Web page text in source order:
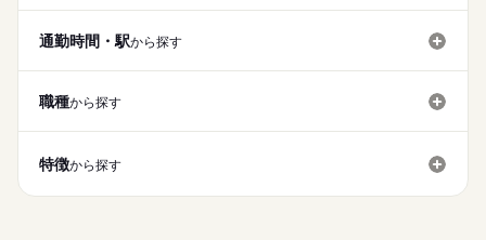
通勤時間・駅から探す
職種から探す
特徴から探す